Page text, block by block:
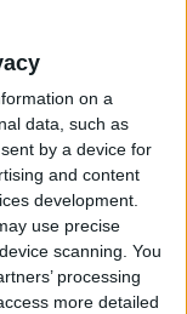
on a
data, such as
by a device for
and content
development.
use precise
scanning. You
processing
more detailed
da corrida
o
Koos
estava